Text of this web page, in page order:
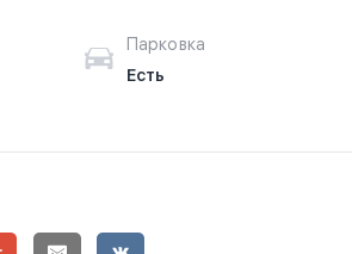
Парковка
Есть